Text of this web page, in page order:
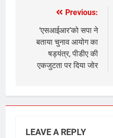
navigation
Previous:
‘एसआईआर’को सपा ने
बताया चुनाव आयोग का
षड्यंत्र, पीडीए की
एकजुटता पर दिया जोर
LEAVE A REPLY